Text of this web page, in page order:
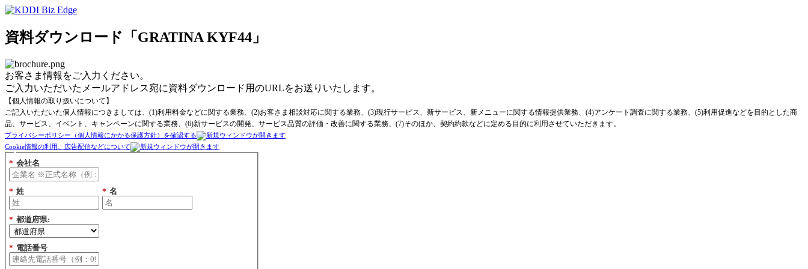
資料ダウンロード「GRATINA KYF44」
お客さま情報をご入力ください。
ご入力いただいたメールアドレス宛に資料ダウンロード用のURLをお送りいたします。
【個人情報の取り扱いについて】
ご記入いただいた個人情報につきましては、(1)利用料金などに関する業務、(2)お客さま相談対応に関する業務、(3)現行サービス、新サービス、新メニューに関する情報提供業務、(4)アンケート調査に関する業務、(5)利用促進などを目的とした商
品、サービス、イベント、キャンペーンに関する業務、(6)新サービスの開発、サービス品質の評価・改善に関する業務、(7)そのほか、契約約款などに定める目的に利用させていただきます。
プライバシーポリシー（個人情報にかかる保護方針）を確認する
Cookie情報の利用、広告配信などについて
* 会社名
* 姓 * 名
* 都道府県:
* 電話番号